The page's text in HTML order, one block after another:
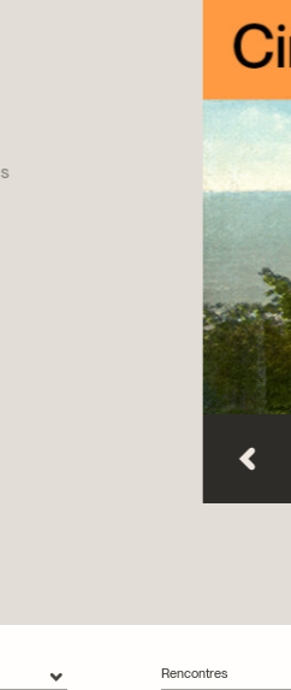
Devenir
Devenir
Rencontres